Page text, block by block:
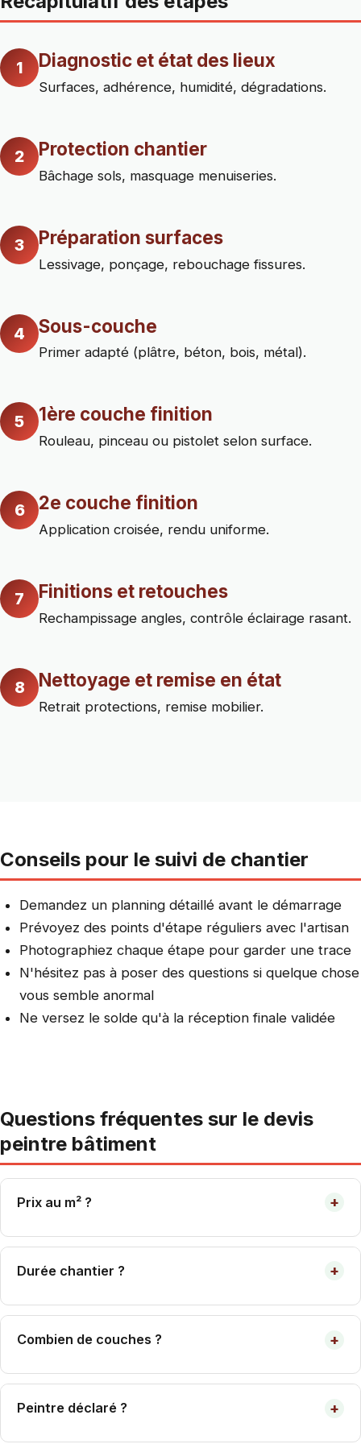
1 Diagnostic et état des lieux
Surfaces, adhérence, humidité, dégradations.
2 Protection chantier
Bâchage sols, masquage menuiseries.
3 Préparation surfaces
Lessivage, ponçage, rebouchage fissures.
4 Sous-couche
Primer adapté (plâtre, béton, bois, métal).
5 1ère couche finition
Rouleau, pinceau ou pistolet selon surface.
6 2e couche finition
Application croisée, rendu uniforme.
7 Finitions et retouches
Rechampissage angles, contrôle éclairage rasant.
8 Nettoyage et remise en état
Retrait protections, remise mobilier.
Conseils pour le suivi de chantier
Demandez un planning détaillé avant le démarrage
Prévoyez des points d'étape réguliers avec l'artisan
Photographiez chaque étape pour garder une trace
N'hésitez pas à poser des questions si quelque chose
vous semble anormal
Ne versez le solde qu'à la réception finale validée
Questions fréquentes sur le devis
peintre bâtiment
Prix au m² ? +
Intérieur : 20-45 €/m². Façade : 30-80 €/m².
Durée chantier ?
+
T3 80 m² : 3-5 j. Maison 150 m² : 7-12 j.
Combien de couches ?
+
2 finition sur sous-couche. 3 si support foncé.
Peintre déclaré ?
+